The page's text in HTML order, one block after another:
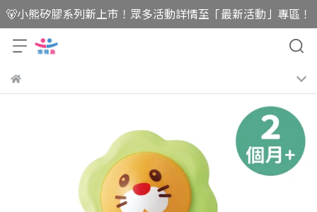
🐻小熊矽膠系列新上市！眾多活動詳情至「最新活動」專區！